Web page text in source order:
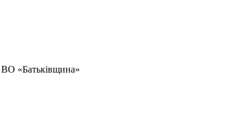
ВО «Батьківщина»